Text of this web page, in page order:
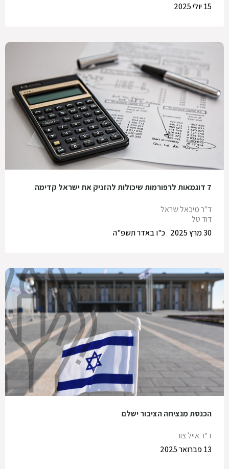
15 יולי 2025
7 דוגמאות לרפורמות שיכולות להזניק את ישראל קדימה
ד"ר מיכאל שראל
דוד טל
כ"ו באדר תשפ"ה
30 מרץ 2025
הכנסת מנציחה הציבור ישלם
ד"ר אייל צור
13 פברואר 2025